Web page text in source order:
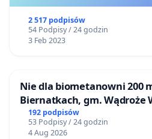
2 517 podpisów
54 Podpisy / 24 godzin
3 Feb 2023
Nie dla biometanowni 200
Biernatkach, gm. Wądroże
192 podpisów
53 Podpisy / 24 godzin
4 Aug 2026